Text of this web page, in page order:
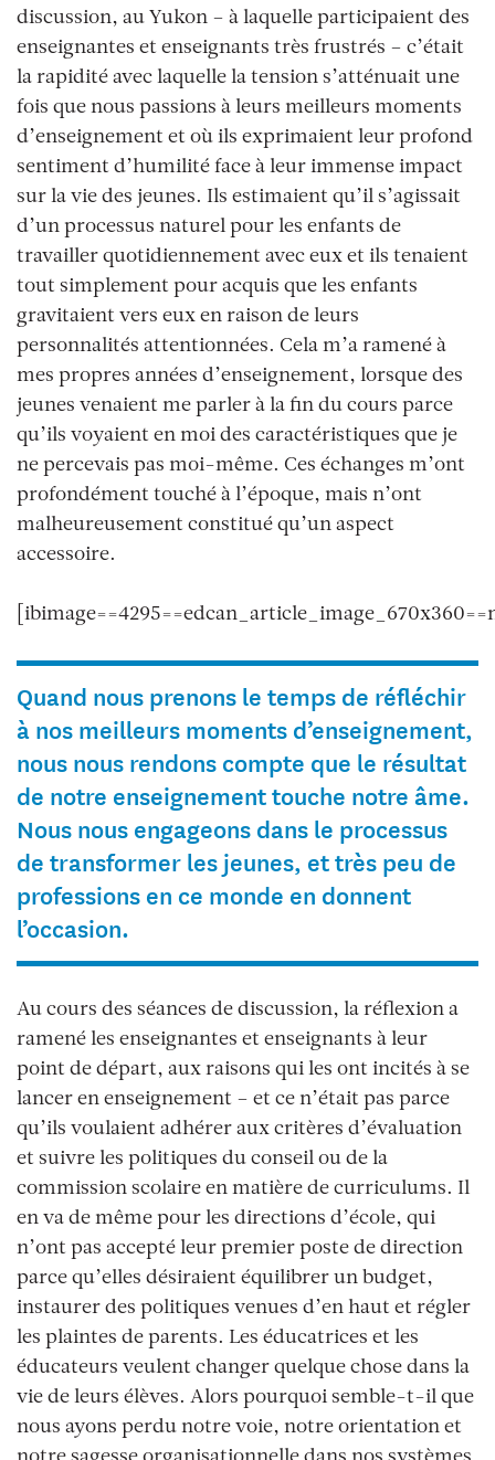
discussion, au Yukon – à laquelle participaient des
enseignantes et enseignants très frustrés – c’était
la rapidité avec laquelle la tension s’atténuait une
fois que nous passions à leurs meilleurs moments
d’enseignement et où ils exprimaient leur profond
sentiment d’humilité face à leur immense impact
sur la vie des jeunes. Ils estimaient qu’il s’agissait
d’un processus naturel pour les enfants de
travailler quotidiennement avec eux et ils tenaient
tout simplement pour acquis que les enfants
gravitaient vers eux en raison de leurs
personnalités attentionnées. Cela m’a ramené à
mes propres années d’enseignement, lorsque des
jeunes venaient me parler à la fin du cours parce
qu’ils voyaient en moi des caractéristiques que je
ne percevais pas moi-même. Ces échanges m’ont
profondément touché à l’époque, mais n’ont
malheureusement constitué qu’un aspect
accessoire.
Quand nous prenons le temps de réfléchir
à nos meilleurs moments d’enseignement,
nous nous rendons compte que le résultat
de notre enseignement touche notre âme.
Nous nous engageons dans le processus
de transformer les jeunes, et très peu de
professions en ce monde en donnent
l’occasion.
Au cours des séances de discussion, la réflexion a
ramené les enseignantes et enseignants à leur
point de départ, aux raisons qui les ont incités à se
lancer en enseignement – et ce n’était pas parce
qu’ils voulaient adhérer aux critères d’évaluation
et suivre les politiques du conseil ou de la
commission scolaire en matière de curriculums. Il
en va de même pour les directions d’école, qui
n’ont pas accepté leur premier poste de direction
parce qu’elles désiraient équilibrer un budget,
instaurer des politiques venues d’en haut et régler
les plaintes de parents. Les éducatrices et les
éducateurs veulent changer quelque chose dans la
vie de leurs élèves. Alors pourquoi semble-t-il que
nous ayons perdu notre voie, notre orientation et